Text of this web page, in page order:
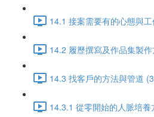
14.1 接案需要有的心態與
14.2 履歷撰寫及作品集製
14.3 找客戶的方法與管道
14.3.1 從零開始的人脈培